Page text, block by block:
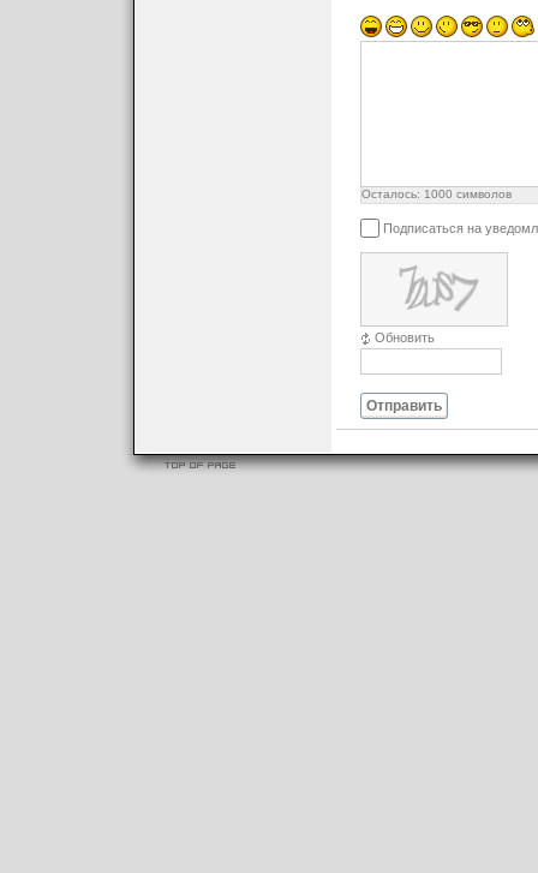
Осталось: 1000 символов
Подписаться на
Обновить
Отправить